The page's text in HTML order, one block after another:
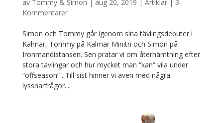
av Tommy & Simon | aug 20, 2019 | Artiklar| 3
Kommentarer
Simon och Tommy går igenom sina tävlingsdebuter i
Kalmar, Tommy på Kalmar Minitri och Simon på
Ironmandistansen. Sen pratar vi om återhämtning efter
stora tävlingar och hur mycket man “kan” vila under
“offseason” . Till sist hinner vi även med några
lyssnarfrågor....